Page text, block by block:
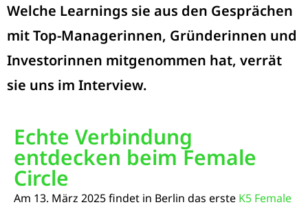
Welche Learnings sie aus den Gesprächen
mit Top-Managerinnen, Gründerinnen und
Investorinnen mitgenommen hat, verrät
sie uns im Interview.
Echte Verbindung
entdecken beim Female
Circle
Am 13. März 2025 findet in Berlin das erste K5 Female